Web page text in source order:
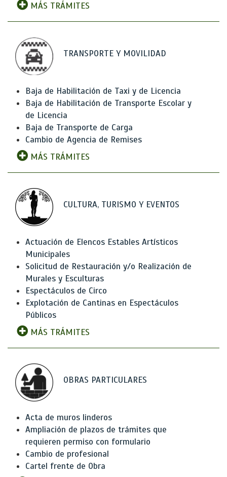
MÁS TRÁMITES
TRANSPORTE Y MOVILIDAD
Baja de Habilitación de Taxi y de Licencia
Baja de Habilitación de Transporte Escolar y
de Licencia
Baja de Transporte de Carga
Cambio de Agencia de Remises
MÁS TRÁMITES
CULTURA, TURISMO Y EVENTOS
Actuación de Elencos Estables Artísticos
Municipales
Solicitud de Restauración y/o Realización de
Murales y Esculturas
Espectáculos de Circo
Explotación de Cantinas en Espectáculos
Públicos
MÁS TRÁMITES
OBRAS PARTICULARES
Acta de muros linderos
Ampliación de plazos de trámites que
requieren permiso con formulario
Cambio de profesional
Cartel frente de Obra